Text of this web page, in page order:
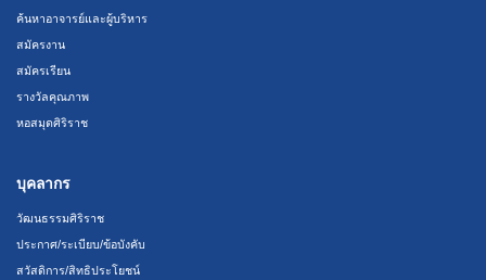
ค้นหาอาจารย์และผู้บริหาร
สมัครงาน
สมัครเรียน
รางวัลคุณภาพ
หอสมุดศิริราช
บุคลากร
วัฒนธรรมศิริราช
ประกาศ/ระเบียบ/ข้อบังคับ
สวัสดิการ/สิทธิประโยชน์